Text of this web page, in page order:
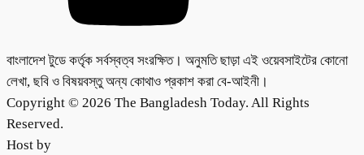
বাংলাদেশ টুডে কর্তৃক সর্বস্বত্ব সংরক্ষিত। অনুমতি ছাড়া এই ওয়েবসাইটের কোনো
লেখা, ছবি ও বিষয়বস্তু অন্য কোথাও প্রকাশ করা বে-আইনী।
Copyright © 2026 The Bangladesh Today. All Rights
Reserved.
Host by